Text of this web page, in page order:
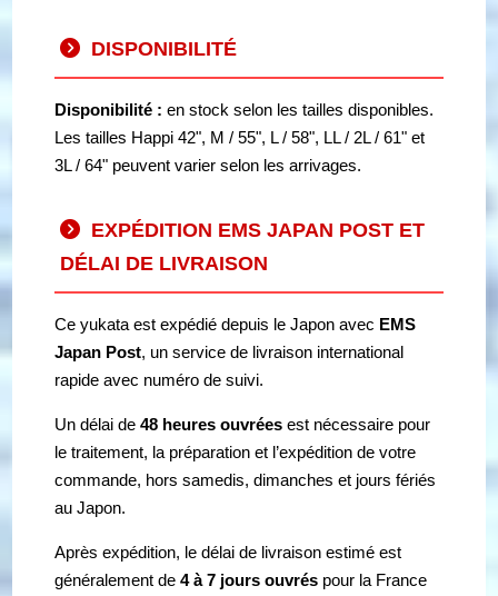
DISPONIBILITÉ
Disponibilité : en stock selon les tailles disponibles.
Les tailles Happi 42", M / 55", L / 58", LL / 2L / 61" et
3L / 64" peuvent varier selon les arrivages.
EXPÉDITION EMS JAPAN POST ET
DÉLAI DE LIVRAISON
Ce yukata est expédié depuis le Japon avec EMS
Japan Post, un service de livraison international
rapide avec numéro de suivi.
Un délai de48 heures ouvrées est nécessaire pour
le traitement, la préparation et l’expédition de votre
commande, hors samedis, dimanches et jours fériés
au Japon.
Après expédition, le délai de livraison estimé est
généralement de4 à 7 jours ouvrés pour la France